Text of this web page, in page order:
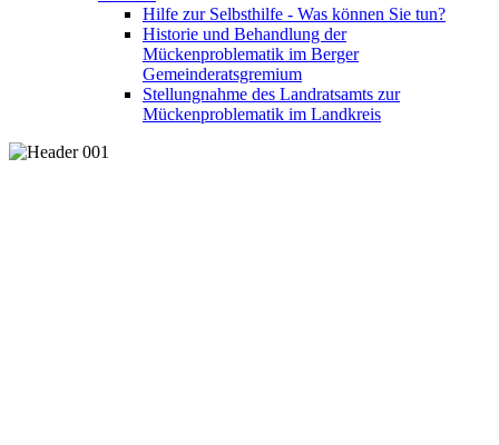
Hilfe zur Selbsthilfe - Was können Sie tun?
Historie und Behandlung der
Mückenproblematik im Berger
Gemeinderatsgremium
Stellungnahme des Landratsamts zur
Mückenproblematik im Landkreis